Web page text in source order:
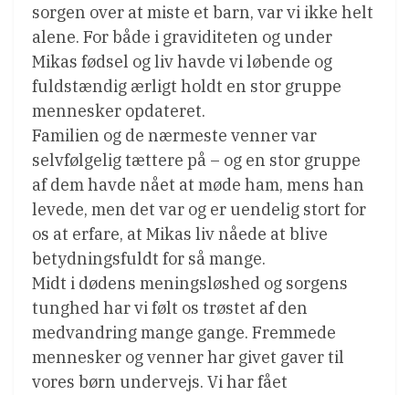
sorgen over at miste et barn, var vi ikke helt
alene. For både i graviditeten og under
Mikas fødsel og liv havde vi løbende og
fuldstændig ærligt holdt en stor gruppe
mennesker opdateret.
Familien og de nærmeste venner var
selvfølgelig tættere på – og en stor gruppe
af dem havde nået at møde ham, mens han
levede, men det var og er uendelig stort for
os at erfare, at Mikas liv nåede at blive
betydningsfuldt for så mange.
Midt i dødens meningsløshed og sorgens
tunghed har vi følt os trøstet af den
medvandring mange gange. Fremmede
mennesker og venner har givet gaver til
vores børn undervejs. Vi har fået